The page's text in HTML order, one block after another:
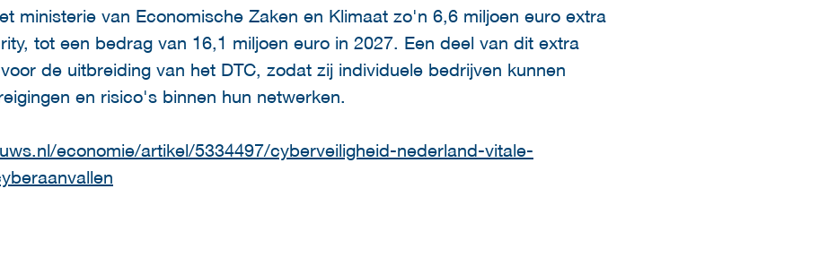
ministerie van Economische Zaken en Klimaat zo'n 6,6 miljoen euro extra
tot een bedrag van 16,1 miljoen euro in 2027. Een deel van dit extra
de uitbreiding van het DTC, zodat zij individuele bedrijven kunnen
en risico's binnen hun netwerken.
economie/artikel/5334497/cyberveiligheid-nederland-vitale-